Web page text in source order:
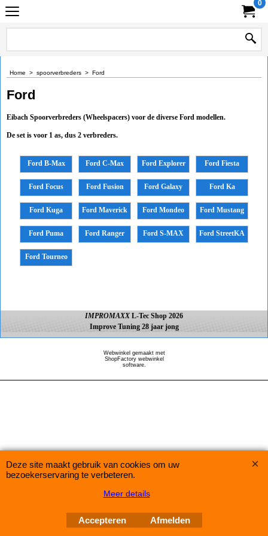
0
Home > spoorverbreders > Ford
Ford
Eibach Spoorverbreders (Wheelspacers) voor de diverse Ford modellen.
De set is voor 1 as, dus 2 verbreders.
Ford B-Max Ford C-Max Ford Explorer Ford Fiesta
Ford Focus Ford Fusion Ford Galaxy Ford Ka
Ford Kuga Ford Maverick Ford Mondeo Ford Mustang
Ford Puma Ford Ranger Ford S-MAX Ford StreetKA
Ford Tourneo
IMPROMAXX L-Tec Shop 2026
Improve Tuning 28 jaar jong
Webwinkel gemaakt met
ShopFactory webwinkel
software.
Deze site maakt gebruik van cookies om uw
bezoekerservaring te verbeteren.
Meer details
Accepteren Afmelden